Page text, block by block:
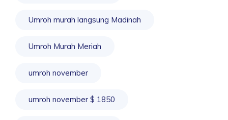
Umroh murah langsung Madinah
Umroh Murah Meriah
umroh november
umroh november $ 1850